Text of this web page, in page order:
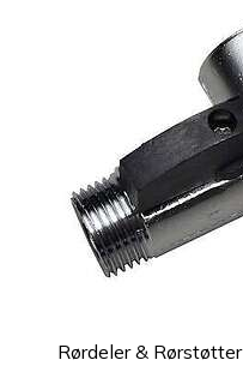
Rørdeler & Rørstøtter